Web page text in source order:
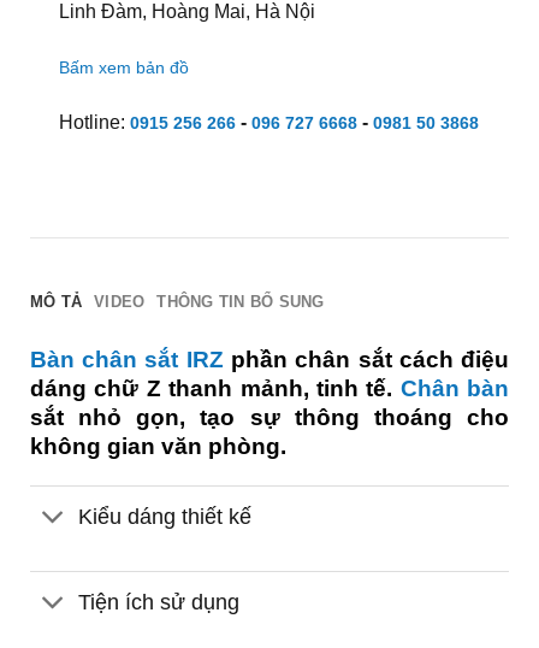
Linh Đàm, Hoàng Mai, Hà Nội
Bấm xem bản đồ
Hotline: 0915 256 266- 096 727 6668- 0981 50 3868
MÔ TẢ VIDEO THÔNG TIN BỔ SUNG
Bàn chân sắt IRZ phần chân sắt cách điệu
dáng chữ Z thanh mảnh, tinh tế. Chân bàn
sắt nhỏ gọn, tạo sự thông thoáng cho
không gian văn phòng.
Kiểu dáng thiết kế
Tiện ích sử dụng